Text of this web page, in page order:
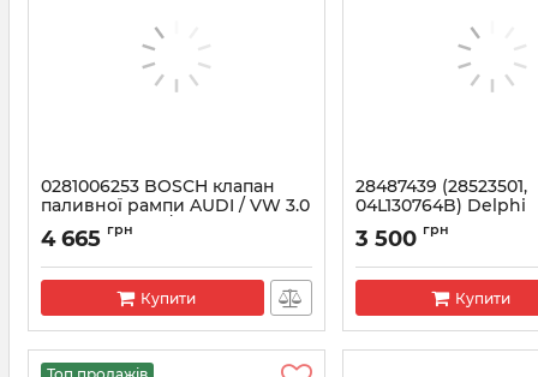
0281006253 BOSCH клапан
паливної рампи AUDI / VW 3.0
(057130764AD / 057130764AE)
Артикул:
4 665 грн
Купити
28487439 (28523501,
04L130764B) Delphi
Редукційний клапан
Артикул:
3 500 грн
Купити